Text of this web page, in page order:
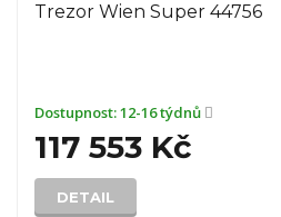
Trezor Wien Super 44756
Dostupnost:12-16 týdnů
117 553 Kč
DETAIL